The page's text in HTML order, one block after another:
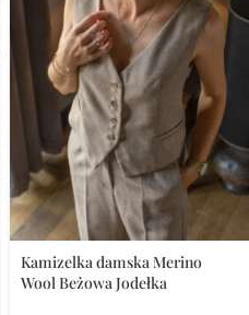
Kamizelka damska Merino
Wool Beżowa Jodełka